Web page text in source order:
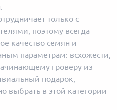
только с
поэтому всегда
качество семян и
параметрам: всхожести,
гроверу из
подарок,
выбрать в этой категории